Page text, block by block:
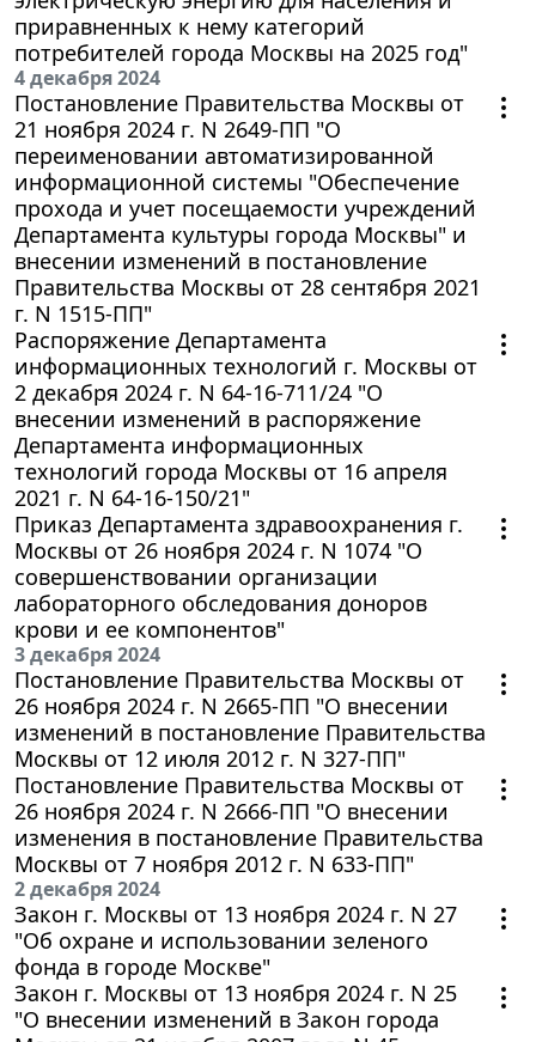
приравненных к нему категорий
потребителей города Москвы на 2025 год"
4 декабря 2024
Постановление Правительства Москвы от
21 ноября 2024 г. N 2649-ПП "О
переименовании автоматизированной
информационной системы "Обеспечение
прохода и учет посещаемости учреждений
Департамента культуры города Москвы" и
внесении изменений в постановление
Правительства Москвы от 28 сентября 2021
г. N 1515-ПП"
Распоряжение Департамента
информационных технологий г. Москвы от
2 декабря 2024 г. N 64-16-711/24 "О
внесении изменений в распоряжение
Департамента информационных
технологий города Москвы от 16 апреля
2021 г. N 64-16-150/21"
Приказ Департамента здравоохранения г.
Москвы от 26 ноября 2024 г. N 1074 "О
совершенствовании организации
лабораторного обследования доноров
крови и ее компонентов"
3 декабря 2024
Постановление Правительства Москвы от
26 ноября 2024 г. N 2665-ПП "О внесении
изменений в постановление Правительства
Москвы от 12 июля 2012 г. N 327-ПП"
Постановление Правительства Москвы от
26 ноября 2024 г. N 2666-ПП "О внесении
изменения в постановление Правительства
Москвы от 7 ноября 2012 г. N 633-ПП"
2 декабря 2024
Закон г. Москвы от 13 ноября 2024 г. N 27
"Об охране и использовании зеленого
фонда в городе Москве"
Закон г. Москвы от 13 ноября 2024 г. N 25
"О внесении изменений в Закон города